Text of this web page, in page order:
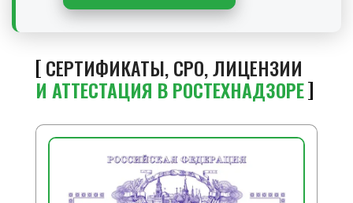
СЕРТИФИКАТЫ, СРО, ЛИЦЕНЗИИ
И АТТЕСТАЦИЯ В РОСТЕХНАДЗОРЕ